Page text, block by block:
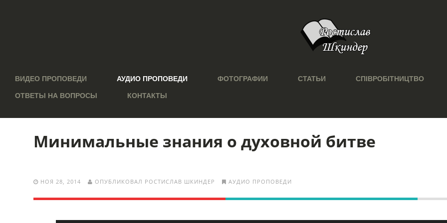
ВИДЕО ПРОПОВЕДИ АУДИО ПРОПОВЕДИ ФОТОГРАФИИ СТАТЬИ СПІВРОБІТНИЦТВО
ОТВЕТЫ НА ВОПРОСЫ КОНТАКТЫ
Минимальные знания о духовной битве
НОЯ 28, 2014 ОПУБЛИКОВАЛ РОСТИСЛАВ ШКИНДЕР АУДИО ПРОПОВЕДИ